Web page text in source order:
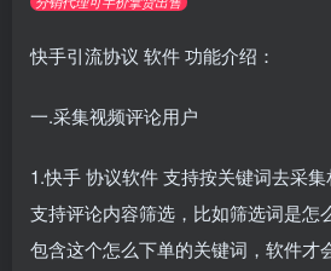
快手引流协议 软件功能介绍：
一.采集视频评论用户
1.快手协议软件支持按关键词去采集
支持评论内容筛选，比如筛选词是怎
包含这个怎么下单的关键词，软件才